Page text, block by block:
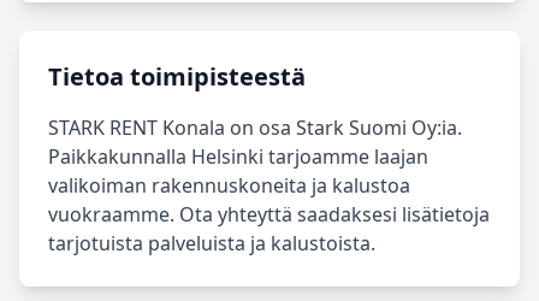
Tietoa toimipisteestä
STARK RENT Konala on osa Stark Suomi Oy:ia.
Paikkakunnalla Helsinki tarjoamme laajan
valikoiman rakennuskoneita ja kalustoa
vuokraamme. Ota yhteyttä saadaksesi lisätietoja
tarjotuista palveluista ja kalustoista.